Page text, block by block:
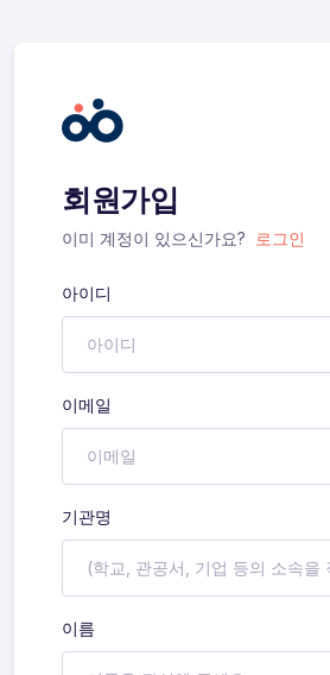
회원가입
이미 계정이 있으신가요? 로그인
아이디
이메일
기관명
이름